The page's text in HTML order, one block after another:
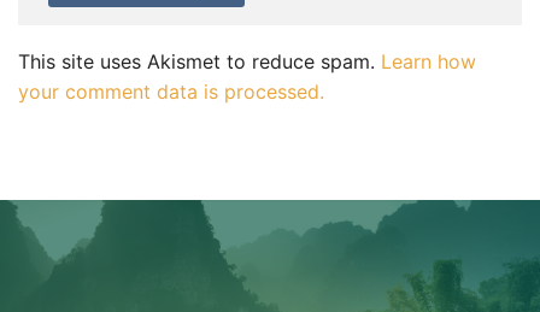
This site uses Akismet to reduce spam. Learn how
your comment data is processed.